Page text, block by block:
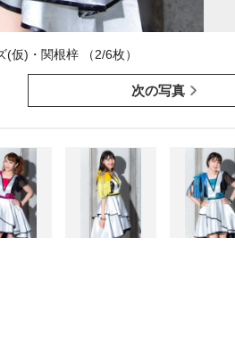
仮)・関根梓 （2/6枚）
次の写真